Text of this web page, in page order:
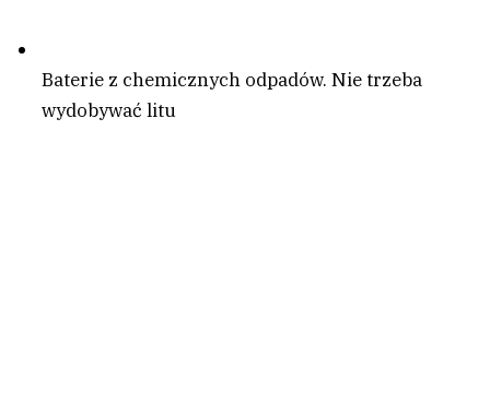
Baterie z chemicznych odpadów. Nie trzeba
wydobywać litu